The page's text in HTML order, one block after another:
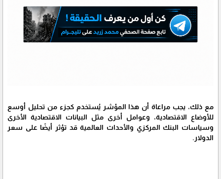
مع ذلك، يجب مراعاة أن هذا المؤشر يُستخدم كجزء من تحليل أوسع
للأوضاع الاقتصادية، وعوامل أخرى مثل البيانات الاقتصادية الأخرى
وسياسات البنك المركزي والأحداث العالمية قد تؤثر أيضًا على سعر
الدولار.